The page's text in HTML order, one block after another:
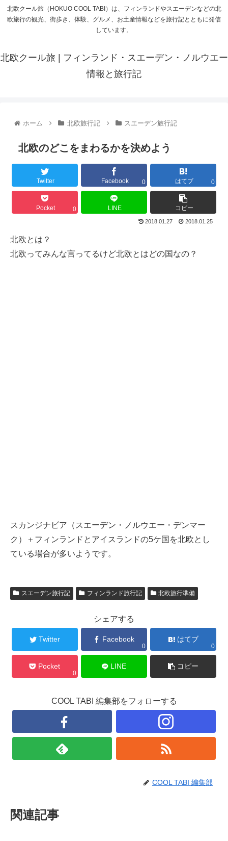
北欧クール旅（HOKUO COOL TABI）は、フィンランドやスエーデンなどの北
欧旅行の観光、街歩き、体験、グルメ、お土産情報などを旅行記とともに発信
しています。
北欧クール旅 | フィンランド・スエーデン・ノルウエー
情報と旅行記
ホーム 北欧旅行記 スエーデン旅行記
北欧のどこをまわるかを決めよう
Twitter Facebook 0 はてブ 0
Pocket 0 LINE コピー
2018.01.27 2018.01.25
北欧とは？
北欧ってみんな言ってるけど北欧とはどの国なの？
スカンジナビア（スエーデン・ノルウエー・デンマー
ク）＋フィンランドとアイスランドの5ケ国を北欧とし
ている場合が多いようです。
スエーデン旅行記 フィンランド旅行記 北欧旅行準備
シェアする
Twitter Facebook
0
はてブ
0
Pocket
0
LINE コピー
COOL TABI 編集部をフォローする
COOL TABI 編集部
関連記事